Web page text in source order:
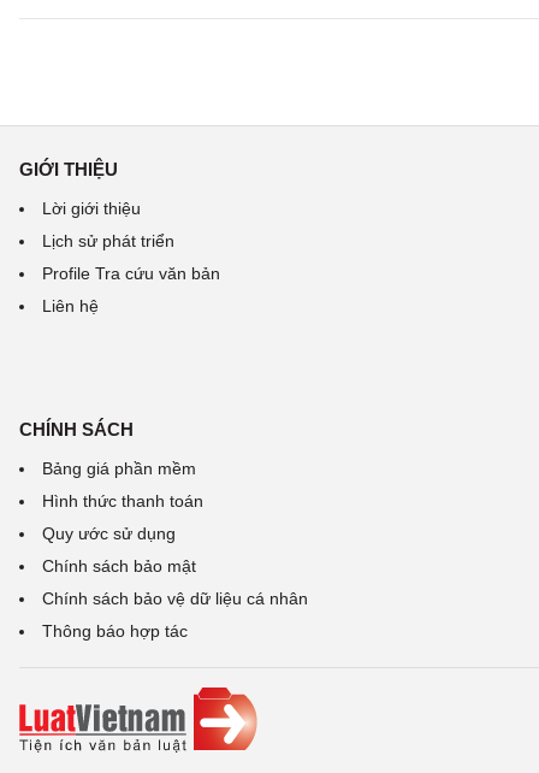
GIỚI THIỆU
Lời giới thiệu
Lịch sử phát triển
Profile Tra cứu văn bản
Liên hệ
CHÍNH SÁCH
Bảng giá phần mềm
Hình thức thanh toán
Quy ước sử dụng
Chính sách bảo mật
Chính sách bảo vệ dữ liệu cá nhân
Thông báo hợp tác